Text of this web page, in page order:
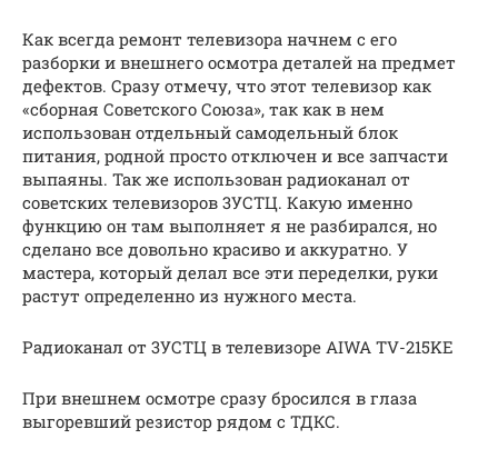
Как всегда ремонт телевизора начнем с его
разборки и внешнего осмотра деталей на предмет
дефектов. Сразу отмечу, что этот телевизор как
«сборная Советского Союза», так как в нем
использован отдельный самодельный блок
питания, родной просто отключен и все запчасти
выпаяны. Так же использован радиоканал от
советских телевизоров 3УСТЦ. Какую именно
функцию он там выполняет я не разбирался, но
сделано все довольно красиво и аккуратно. У
мастера, который делал все эти переделки, руки
растут определенно из нужного места.
Радиоканал от 3УСТЦ в телевизоре AIWA TV-215KE
При внешнем осмотре сразу бросился в глаза
выгоревший резистор рядом с ТДКС.